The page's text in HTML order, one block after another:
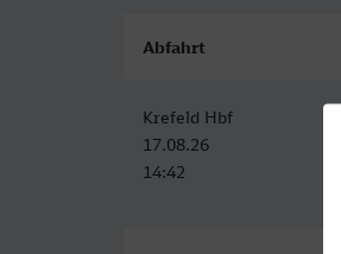
Abfahrt
Krefeld Hbf
17.08.26
14:42